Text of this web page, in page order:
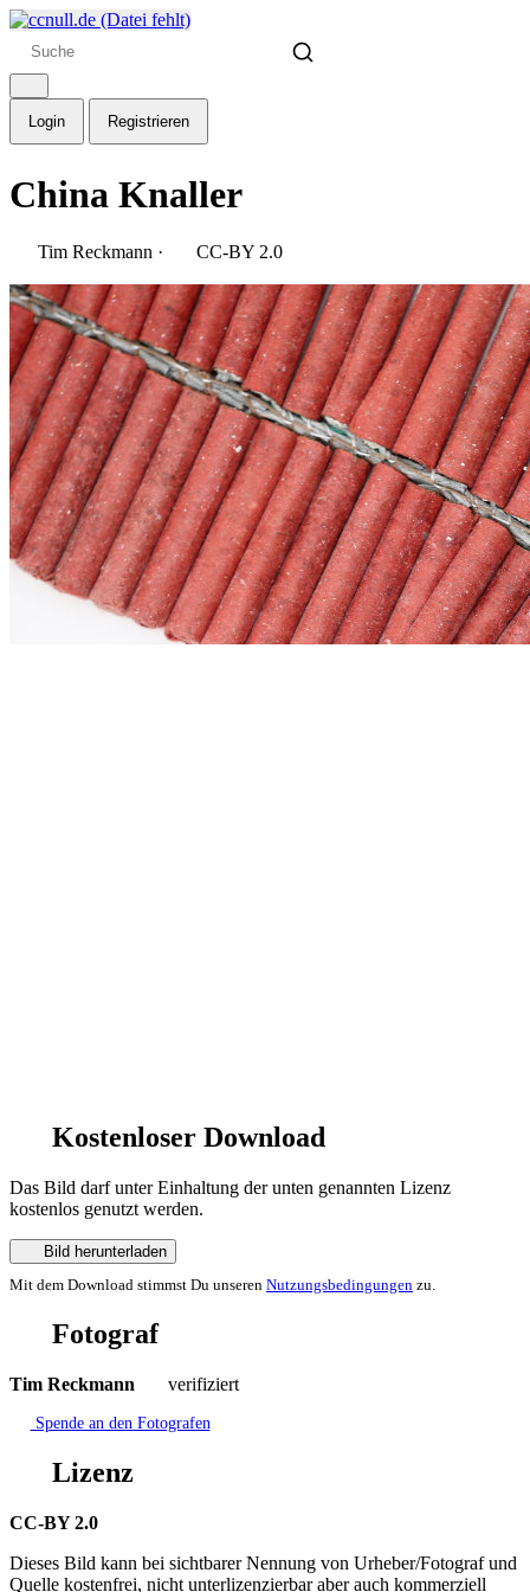
Login Registrieren
China Knaller
Tim Reckmann · CC-BY 2.0
Kostenloser Download
Das Bild darf unter Einhaltung der unten genannten Lizenz
kostenlos genutzt werden.
Bild herunterladen
Mit dem Download stimmst Du unseren Nutzungsbedingungen zu.
Fotograf
Tim Reckmann verifiziert
Spende an den Fotografen
Lizenz
CC-BY 2.0
Dieses Bild kann bei sichtbarer Nennung von Urheber/Fotograf und
Quelle kostenfrei, nicht unterlizenzierbar aber auch kommerziell